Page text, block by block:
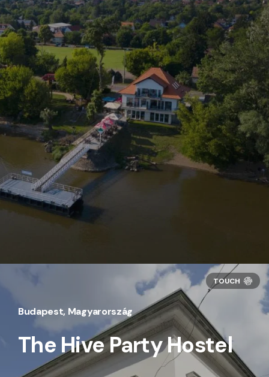
Budapest, Magyarország
The Hive Party Hostel